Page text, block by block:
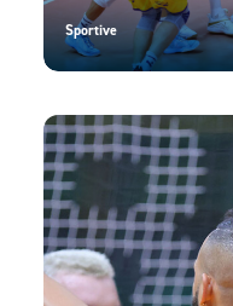
STORESportive